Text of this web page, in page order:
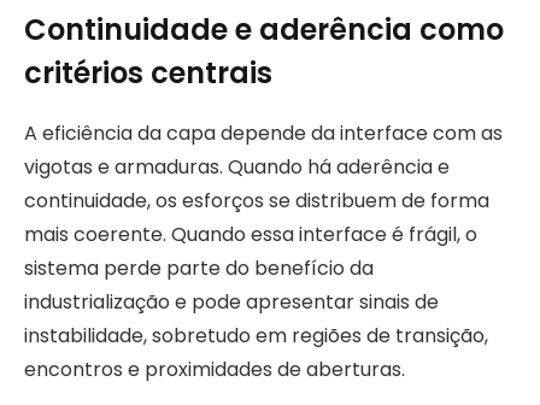
Continuidade e aderência como
critérios centrais
A eficiência da capa depende da interface com as
vigotas e armaduras. Quando há aderência e
continuidade, os esforços se distribuem de forma
mais coerente. Quando essa interface é frágil, o
sistema perde parte do benefício da
industrialização e pode apresentar sinais de
instabilidade, sobretudo em regiões de transição,
encontros e proximidades de aberturas.